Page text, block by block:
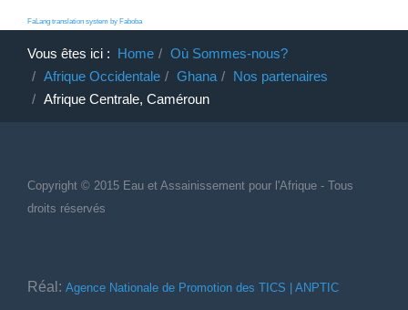
FaLang translation system by Faboba
Vous êtes ici : Home
Où Sommes-nous?
Afrique Occidentale
Ghana
Nos partenaires
Afrique Centrale, Caméroun
Copyright © 2015 Eau et Assainissement pour l'Afrique - Tous
droits réservés
Réal: Agence Nationale de Promotion des TICS | ANPTIC